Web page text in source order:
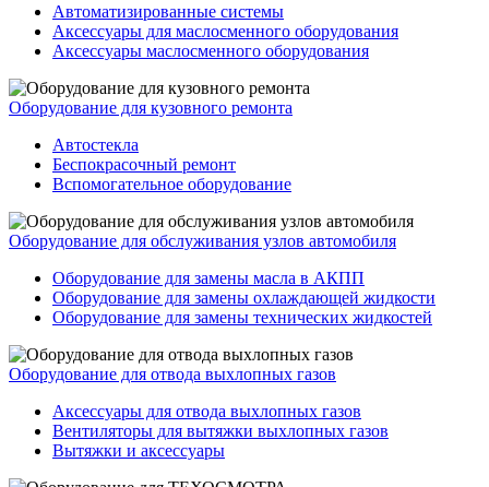
Автоматизированные системы
Аксессуары для маслосменного оборудования
Аксессуары маслосменного оборудования
Оборудование для кузовного ремонта
Автостекла
Беспокрасочный ремонт
Вспомогательное оборудование
Оборудование для обслуживания узлов автомобиля
Оборудование для замены масла в АКПП
Оборудование для замены охлаждающей жидкости
Оборудование для замены технических жидкостей
Оборудование для отвода выхлопных газов
Аксессуары для отвода выхлопных газов
Вентиляторы для вытяжки выхлопных газов
Вытяжки и аксессуары